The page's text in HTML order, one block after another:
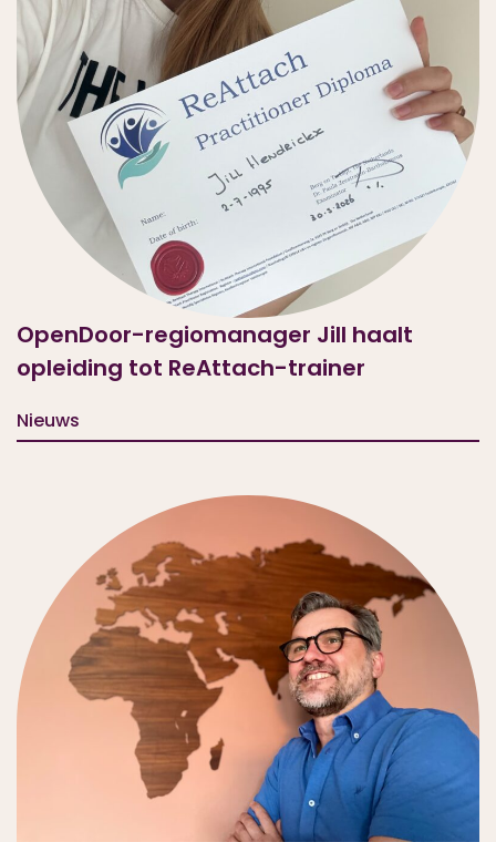
OpenDoor-regiomanager Jill haalt
opleiding tot ReAttach-trainer
Nieuws